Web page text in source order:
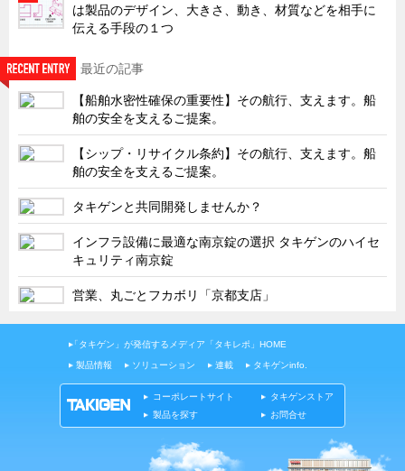
こんなとき、どう言うの?
CATEGORY タキゲンinfo.
お知らせ
展示会情報／出展告知
展示会情報／報告レポート
海外出張
社外セミナー
タキゲンの歴史
タキゲン売上ランキング
展示トラック
タキスポ
タキ旅レポ
は製品のデザイン、大きさ、動き、材質などを相手に
伝える手段の１つ
最近の記事
【船舶水密性確保の重要性】その航行、支えます。船
舶の安全を支えるご提案。
【シップ・リサイクル条約】その航行、支えます。船
舶の安全を支えるご提案。
タキゲンと共同開発しませんか？
インフラ設備に最適な南京錠の選択 タキゲンのハイセ
キュリティ南京錠
営業、丸ごとフカボリ「京都支店」
「タキゲン」が発信するメディア「タキレポ」HOME
製品情報 ソリューション 連載 タキゲンinfo.
コーポレートサイト
タキゲンストア
製品を探す
お問合せ